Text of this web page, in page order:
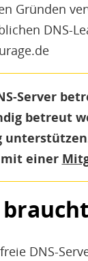
Gründen
DNS-
Server
betreut
einer
DNS-